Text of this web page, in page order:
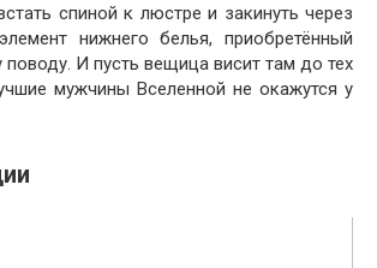
спиной к люстре и закинуть через
нижнего белья, приобретённый
И пусть вещица висит там до тех
мужчины Вселенной не окажутся у